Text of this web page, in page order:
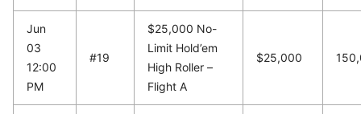
Jun
03
12:00
PM
#19
$25,000 No-
Limit Hold’em
High Roller –
Flight A
$25,000